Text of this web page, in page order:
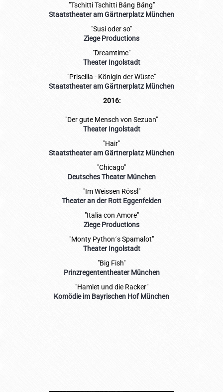
"Tschitti Tschitti Bäng Bäng"
Staatstheater am Gärtnerplatz München
"Susi oder so"
Ziege Productions
"Dreamtime"
Theater Ingolstadt
"Priscilla - Königin der Wüste"
Staatstheater am Gärtnerplatz München
2016:
"Der gute Mensch von Sezuan"
Theater Ingolstadt
"Hair"
Staatstheater am Gärtnerplatz München
"Chicago"
Deutsches Theater München
"Im Weissen Rössl"
Theater an der Rott Eggenfelden
"Italia con Amore"
Ziege Productions
"Monty Python´s Spamalot"
Theater Ingolstadt
"Big Fish"
Prinzregententheater München
"Hamlet und die Racker"
Komödie im Bayrischen Hof München